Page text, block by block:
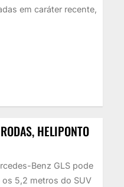
em caráter recente,
HELIPONTO
Benz GLS pode
5,2 metros do SUV